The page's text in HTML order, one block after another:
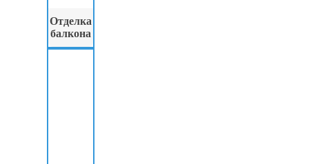
Отделка
балкона